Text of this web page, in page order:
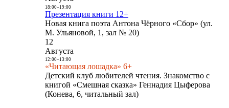
18:00- 19:00
Презентация книги 12+
Новая книга поэта Антона Чёрного «Сбор» (ул.
М. Ульяновой, 1, зал № 20)
12
Августа
12:00- 13:00
«Читающая лошадка» 6+
Детский клуб любителей чтения. Знакомство с
книгой «Смешная сказка» Геннадия Цыферова
(Конева, 6, читальный зал)